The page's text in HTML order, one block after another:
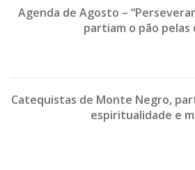
Agenda de Agosto –
partiam o pão pelas
Catequistas de Monte Negro,
espiritualidade e